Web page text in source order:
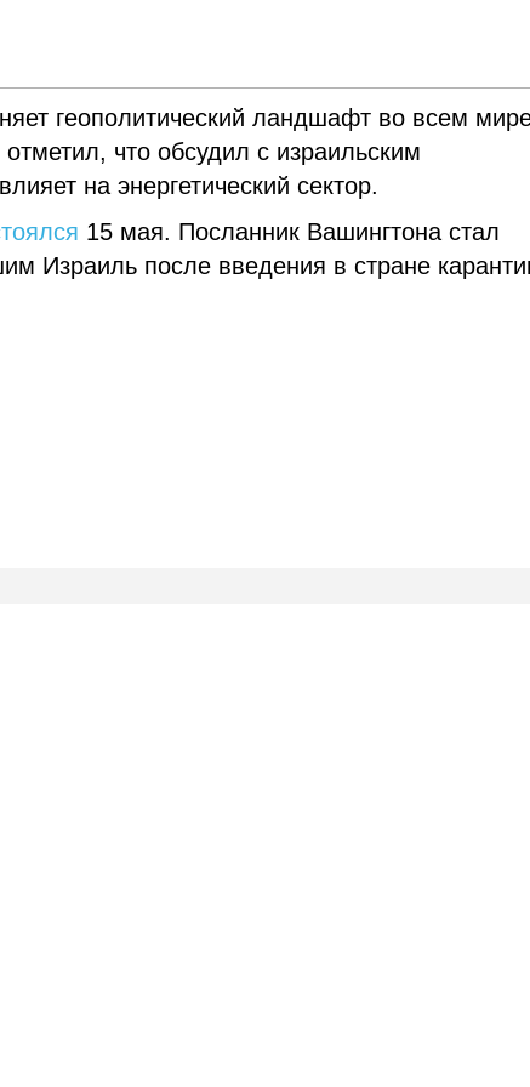
геополитический ландшафт во всем
что обсудил с израильским
на энергетический сектор.
15 мая. Посланник Вашингтона стал
Израиль после введения в стране